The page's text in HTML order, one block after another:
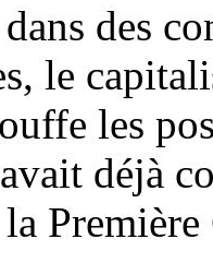
des
le
les
déjà